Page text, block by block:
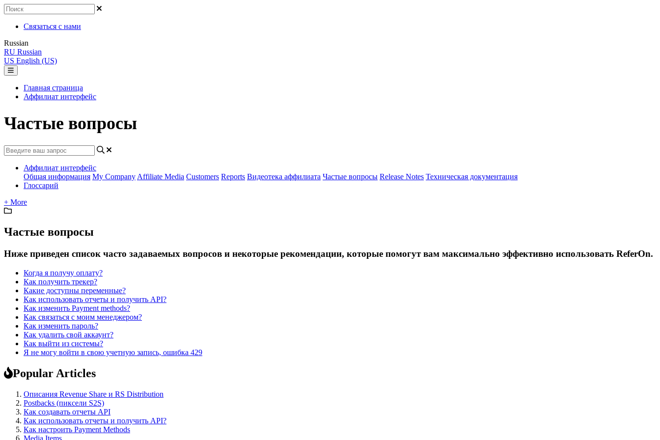
Связаться с нами
Russian
RU Russian
US English (US)
Главная страница
Аффилиат интерфейс
Частые вопросы
Аффилиат интерфейс
Общая информация My Company Affiliate Media Customers Reports Видеотека аффилиата Частые вопросы Release Notes Техническая документация
Глоссарий
+ More
Частые вопросы
Ниже приведен список часто задаваемых вопросов и некоторые рекомендации, которые помогут вам максимально эффективно использовать ReferOn.
Когда я получу оплату?
Как получить трекер?
Какие доступны переменные?
Как использовать отчеты и получить API?
Как изменить Payment methods?
Как связаться с моим менеджером?
Как изменить пароль?
Как удалить свой аккаунт?
Как выйти из системы?
Я не могу войти в свою учетную запись, ошибка 429
Popular Articles
Описания Revenue Share и RS Distribution
Postbacks (пиксели S2S)
Как создавать отчеты API
Как использовать отчеты и получить API?
Как настроить Payment Methods
Media Items